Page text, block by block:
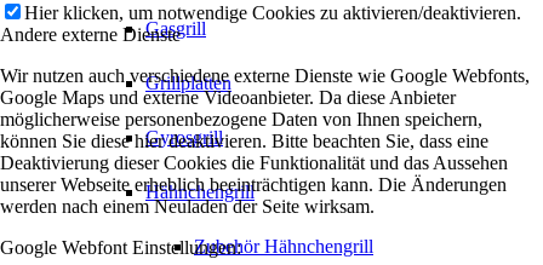
Gasgrill
Grillplatten
Gyrosgrill
Hähnchengrill
Zubehör Hähnchengrill
Hier klicken, um notwendige Cookies zu aktivieren/deaktivieren.
Andere externe Dienste
Wir nutzen auch verschiedene externe Dienste wie Google Webfonts,
Google Maps und externe Videoanbieter. Da diese Anbieter
möglicherweise personenbezogene Daten von Ihnen speichern,
können Sie diese hier deaktivieren. Bitte beachten Sie, dass eine
Deaktivierung dieser Cookies die Funktionalität und das Aussehen
unserer Webseite erheblich beeinträchtigen kann. Die Änderungen
werden nach einem Neuladen der Seite wirksam.
Google Webfont Einstellungen: